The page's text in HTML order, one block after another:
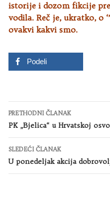
istorije i dozom fikcije
vodila. Reč je, ukratko, o
ovakvi kakvi smo.
Podeli
Kretanje
članaka
PRETHODNI ČLANAK
PK „Bjelica“ u Hrvatskoj
SLEDEĆI ČLANAK
U ponedeljak akcija